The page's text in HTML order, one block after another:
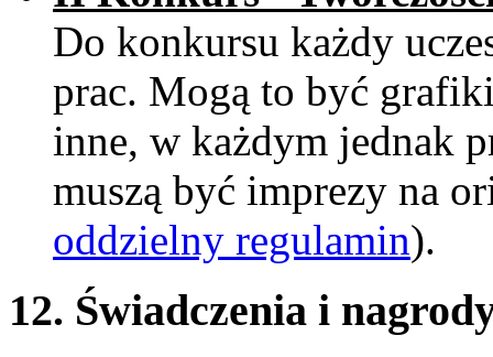
Do konkursu każdy
prac. Mogą to być
inne, w każdym jednak
muszą być imprezy na
oddzielny regulamin).
12. Świadczenia i